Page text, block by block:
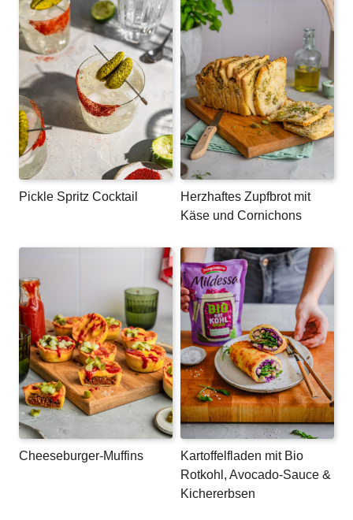
Pickle Spritz Cocktail
Herzhaftes Zupfbrot mit
Käse und Cornichons
Cheeseburger-Muffins
Kartoffelfladen mit Bio
Rotkohl, Avocado-Sauce &
Kichererbsen